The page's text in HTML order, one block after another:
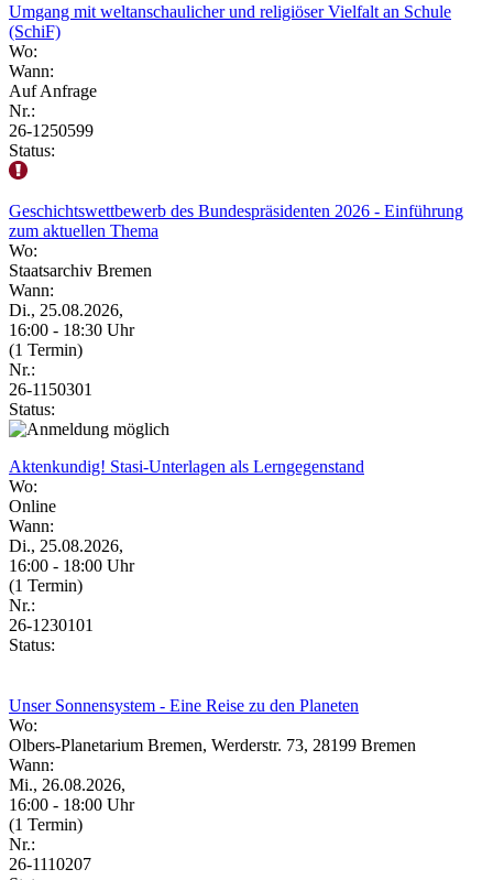
Umgang mit weltanschaulicher und religiöser Vielfalt an Schule
(SchiF)
Wo:
Wann:
Auf Anfrage
Nr.:
26-1250599
Status:
Geschichtswettbewerb des Bundespräsidenten 2026 - Einführung
zum aktuellen Thema
Wo:
Staatsarchiv Bremen
Wann:
Di., 25.08.2026,
16:00 - 18:30 Uhr
(1 Termin)
Nr.:
26-1150301
Status:
Aktenkundig! Stasi-Unterlagen als Lerngegenstand
Wo:
Online
Wann:
Di., 25.08.2026,
16:00 - 18:00 Uhr
(1 Termin)
Nr.:
26-1230101
Status:
Unser Sonnensystem - Eine Reise zu den Planeten
Wo:
Olbers-Planetarium Bremen, Werderstr. 73, 28199 Bremen
Wann:
Mi., 26.08.2026,
16:00 - 18:00 Uhr
(1 Termin)
Nr.:
26-1110207